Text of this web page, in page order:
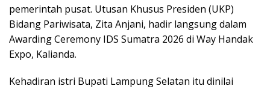
pemerintah pusat. Utusan Khusus Presiden (UKP)
Bidang Pariwisata, Zita Anjani, hadir langsung dalam
Awarding Ceremony IDS Sumatra 2026 di Way Handak
Expo, Kalianda.
Kehadiran istri Bupati Lampung Selatan itu dinilai